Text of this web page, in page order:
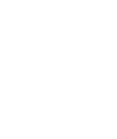
Drenanti e